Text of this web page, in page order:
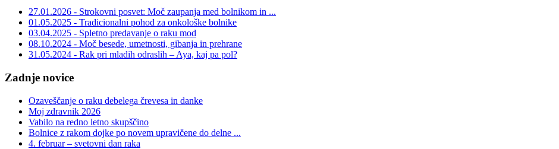
27.01.2026 - Strokovni posvet: Moč zaupanja med bolnikom in ...
01.05.2025 - Tradicionalni pohod za onkološke bolnike
03.04.2025 - Spletno predavanje o raku mod
08.10.2024 - Moč besede, umetnosti, gibanja in prehrane
31.05.2024 - Rak pri mladih odraslih – Aya, kaj pa pol?
Zadnje novice
Ozaveščanje o raku debelega črevesa in danke
Moj zdravnik 2026
Vabilo na redno letno skupščino
Bolnice z rakom dojke po novem upravičene do delne ...
4. februar – svetovni dan raka